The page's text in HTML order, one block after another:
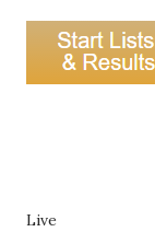
Live